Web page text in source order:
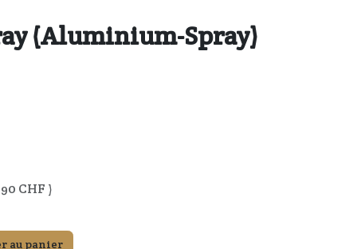
(Aluminium-Spray)
CHF )
au panier